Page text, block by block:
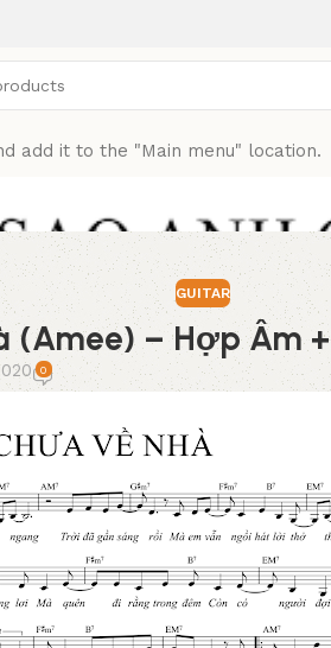
add it to the "Main menu" location.
GUITAR
(Amee) – Hợp Âm
0